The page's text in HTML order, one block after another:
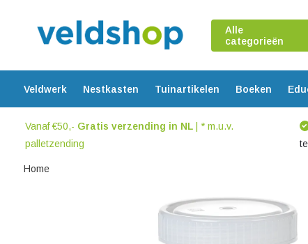
Alle
categorieën
Veldwerk Nestkasten Tuinartikelen Boeken
Vanaf €50,- Gratis verzending in NL| * m.u.v.
palletzending
Home